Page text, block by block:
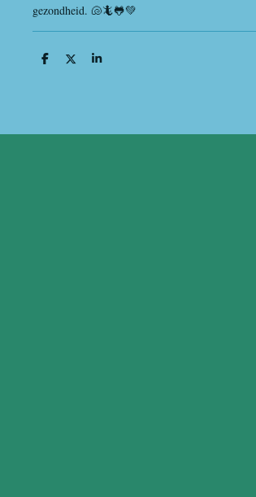
gezondheid. 🐚🦎🐸💚
D
D
S